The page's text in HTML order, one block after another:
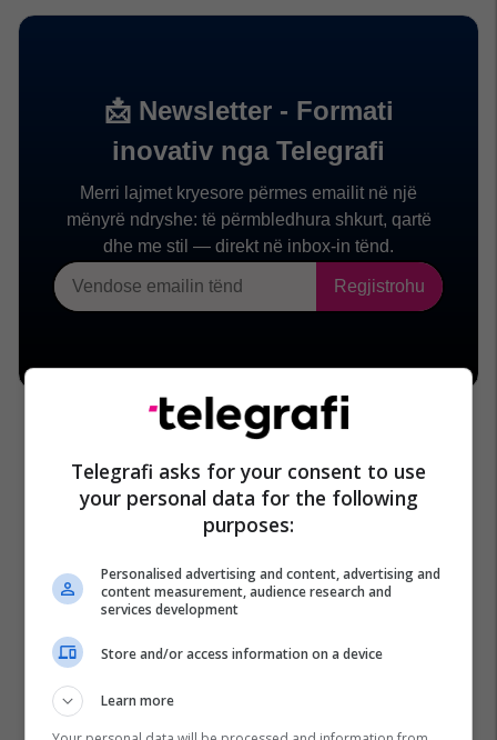
Telegrafi asks for your consent to use
your personal data for the following
purposes:
Personalised advertising and content, advertising and
content measurement, audience research and
services development
Store and/or access information on a device
Learn more